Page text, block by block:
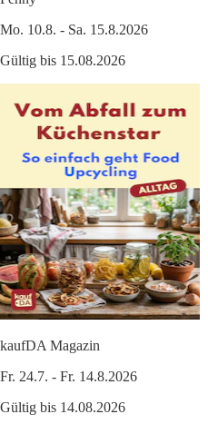
Mo. 10.8. - Sa. 15.8.2026
Gültig bis 15.08.2026
kaufDA Magazin
Fr. 24.7. - Fr. 14.8.2026
Gültig bis 14.08.2026